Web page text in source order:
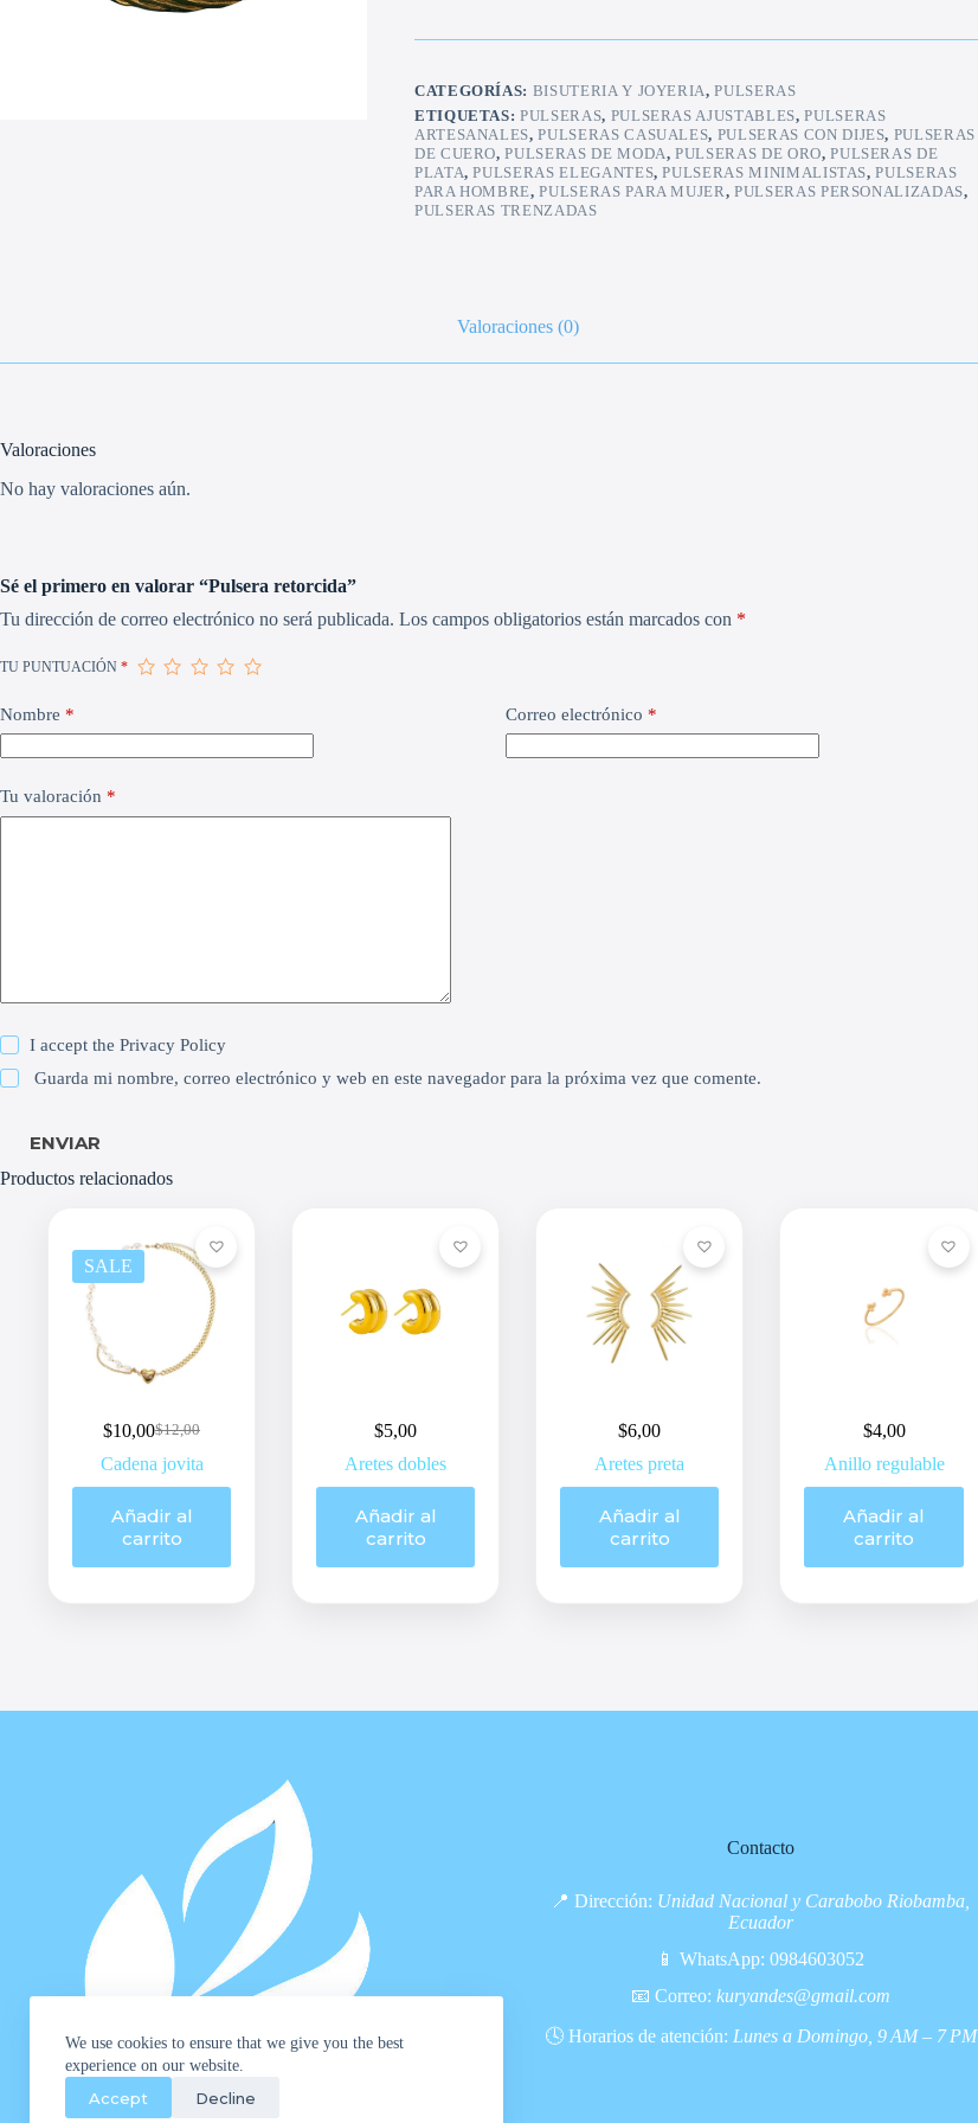
We use cookies to ensure that we give you the best
experience on our website.
Accept Decline
CATEGORÍAS: BISUTERIA Y JOYERIA,PULSERAS
ETIQUETAS:PULSERAS, PULSERAS AJUSTABLES,PULSERAS
ARTESANALES,PULSERAS CASUALES, PULSERAS CON DIJES, PULSERAS
DE CUERO,PULSERAS DE MODA,PULSERAS DE ORO,PULSERAS DE
PLATA,PULSERAS ELEGANTES,PULSERAS MINIMALISTAS,PULSERAS
PARA HOMBRE,PULSERAS PARA MUJER,PULSERAS PERSONALIZADAS,
PULSERAS TRENZADAS
Valoraciones (0)
Valoraciones
No hay valoraciones aún.
Sé el primero en valorar “Pulsera retorcida”
Tu dirección de correo electrónico no será publicada. Los campos obligatorios están marcados con *
TU PUNTUACIÓN *
Nombre * Correo electrónico *
Tu valoración *
I accept thePrivacy Policy
Guarda mi nombre, correo electrónico y web en este navegador para la próxima vez que comente.
ENVIAR
Productos relacionados
SALE
$12,00
Original
price
$10,00Current
price
Cadena jovita
Añadir al
carrito
$5,00
Aretes dobles
Añadir al
carrito
$6,00
Aretes preta
Añadir al
carrito
$4,00
Anillo regulable
Añadir al
carrito
Contacto
📍 Dirección: Unidad Nacional y Carabobo Riobamba,
Ecuador
📱 WhatsApp: 0984603052
📧 Correo: kuryandes@gmail.com
🕓 Horarios de atención: Lunes a Domingo, 9 AM – 7 PM